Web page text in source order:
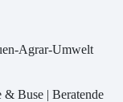
Agrar-Umwelt
Buse | Beratende